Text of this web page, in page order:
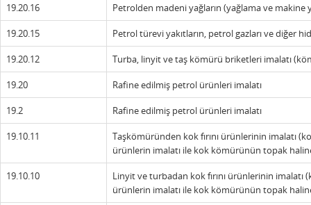
19.20.16 Petrolden madeni yağların (yağlama ve makine
19.20.15 Petrol türevi yakıtların, petrol gazları ve diğer
19.20.12 Turba, linyit ve taş kömürü briketleri imalatı
19.20 Rafine edilmiş petrol ürünleri imalatı
19.2 Rafine edilmiş petrol ürünleri imalatı
19.10.11
Taşkömüründen kok fırını ürünlerinin imalatı
ürünlerin imalatı ile kok kömürünün topak
19.10.10
Linyit ve turbadan kok fırını ürünlerinin
ürünlerin imalatı ile kok kömürünün topak